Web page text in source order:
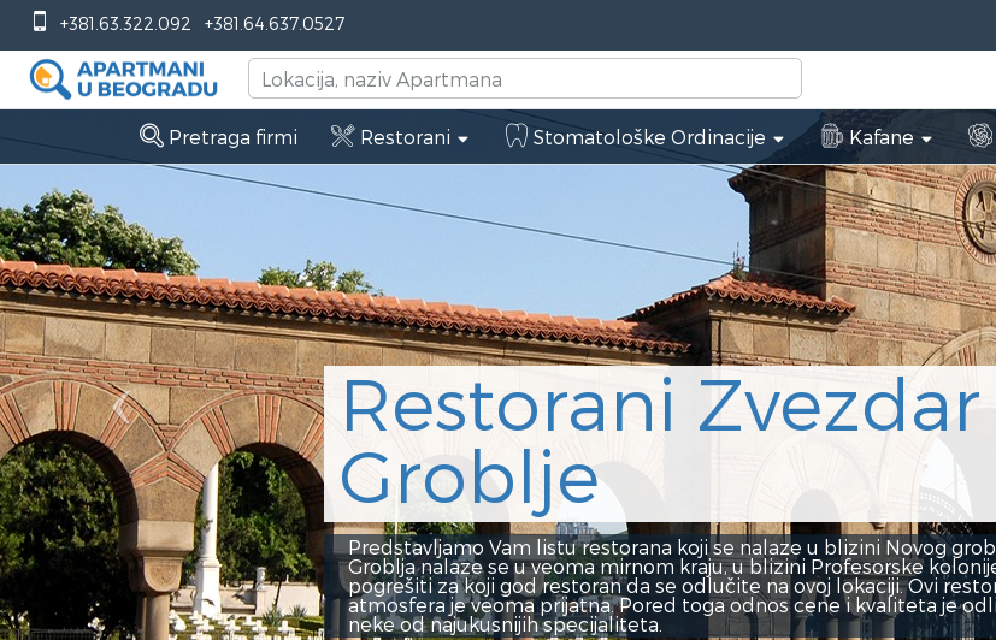
+381.63.322.092 +381.64.637.0527
Zvezdar Novo
koji se nalaze u blizini Novog groblja. Restorani u blizini Novog
kraju, u blizini Profesorske kolonije i Slavujevog venca. Nećete
odlučite na ovoj lokaciji. Ovi restorani su moderno uredjeni i
toga odnos cene i kvaliteta je odličan pa ćete za male pare jesti
Previous
Pretraga firmi Restorani Stomatološke Ordinacije Kafane